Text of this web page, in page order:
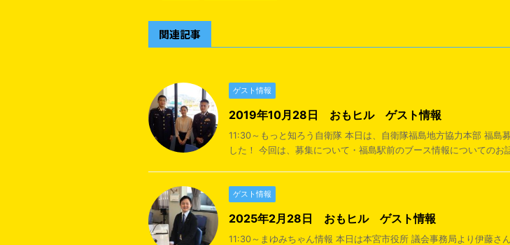
関連記事
ゲスト情報
2019年10月28日 おもヒル ゲスト情報
11:30～もっと知ろう自衛隊 本日は、自衛隊福島地方協力本部 福島
した！ 今回は、募集について・福島駅前のブース情報についてのお
ゲスト情報
2025年2月28日 おもヒル ゲスト情報
11:30～まゆみちゃん情報 本日は本宮市役所 議会事務局より伊藤